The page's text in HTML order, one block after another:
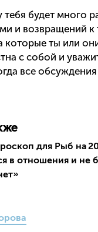
будет много
и возвращений к
которые ты или
с собой и
все
для Рыб на
в отношения и не